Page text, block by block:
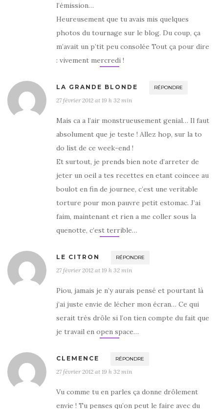
l’émission…
Heureusement que tu avais mis quelques
photos du tournage sur le blog. Du coup, ça
m’avait un p’tit peu consolée Tout ça pour dire
: vivement mercredi !
LA GRANDE BLONDE RÉPONDRE
27 février 2012 at 19 h 32 min
Mais ca a l’air monstrueusement genial… Il faut
absolument que je teste ! Allez hop, sur la to
do list de ce week-end !
Et surtout, je prends bien note d’arreter de
jeter un oeil a tes recettes en etant coincee au
boulot en fin de journee, c’est une veritable
torture pour mon pauvre petit estomac. J’ai
faim, maintenant et rien a me coller sous la
quenotte, c’est terrible…
LE CITRON RÉPONDRE
27 février 2012 at 19 h 32 min
Piou, jamais je n’y aurais pensé et pourtant là
j’ai juste envie de lécher mon écran… Ce qui
serait très drôle si l’on tien compte du fait que
je travail en open space…
CLEMENCE RÉPONDRE
27 février 2012 at 19 h 32 min
Vu comme tu en parles ça donne drôlement
envie ! Tu penses qu’on peut le faire avec du